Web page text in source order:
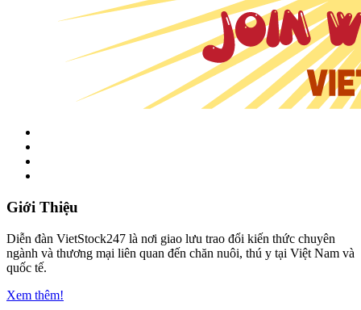
Giới Thiệu
Diễn đàn VietStock247 là nơi giao lưu trao đổi kiến thức chuyên
ngành và thương mại liên quan đến chăn nuôi, thú y tại Việt Nam và
quốc tế.
Xem thêm!